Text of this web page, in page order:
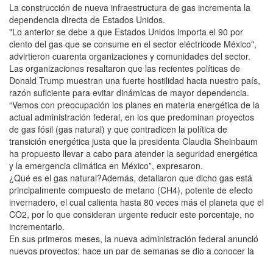
La construcción de nueva infraestructura de gas incrementa la
dependencia directa de Estados Unidos.
"Lo anterior se debe a que Estados Unidos importa el 90 por
ciento del gas que se consume en el sector eléctricode México",
advirtieron cuarenta organizaciones y comunidades del sector.
Las organizaciones resaltaron que las recientes políticas de
Donald Trump muestran una fuerte hostilidad hacia nuestro país,
razón suficiente para evitar dinámicas de mayor dependencia.
“Vemos con preocupación los planes en materia energética de la
actual administración federal, en los que predominan proyectos
de gas fósil (gas natural) y que contradicen la política de
transición energética justa que la presidenta Claudia Sheinbaum
ha propuesto llevar a cabo para atender la seguridad energética
y la emergencia climática en México”, expresaron.
¿Qué es el gas natural?Además, detallaron que dicho gas está
principalmente compuesto de metano (CH4), potente de efecto
invernadero, el cual calienta hasta 80 veces más el planeta que el
CO2, por lo que consideran urgente reducir este porcentaje, no
incrementarlo.
En sus primeros meses, la nueva administración federal anunció
nuevos proyectos; hace un par de semanas se dio a conocer la